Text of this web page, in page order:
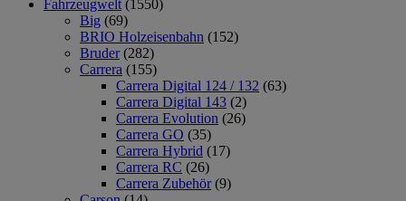
Fahrzeugwelt (1550)
Big (69)
BRIO Holzeisenbahn (152)
Bruder (282)
Carrera (155)
Carrera Digital 124 / 132 (63)
Carrera Digital 143 (2)
Carrera Evolution (26)
Carrera GO (35)
Carrera Hybrid (17)
Carrera RC (26)
Carrera Zubehör (9)